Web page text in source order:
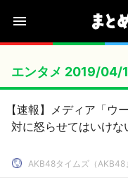
エンタメ 2019/04/
【速報】メディア「ウ
対に怒らせてはいけな
AKB48タイムズ（AKB48